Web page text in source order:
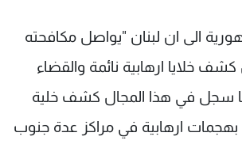
الى ان لبنان "يواصل مكافحته
خلايا ارهابية نائمة والقضاء
ما سجل في هذا المجال كشف خلية
بهجمات ارهابية في مراكز عدة جنوب